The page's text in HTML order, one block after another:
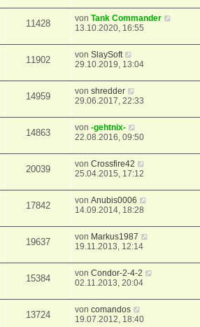
11428 vonTank Commander
13.10.2020, 16:55
11902 vonSlaySoft
29.10.2019, 13:04
14959 vonshredder
29.06.2017, 22:33
14863 von-gehtnix-
22.08.2016, 09:50
20039 vonCrossfire42
25.04.2015, 17:12
17842 vonAnubis0006
14.09.2014, 18:28
19637 von Markus1987
19.11.2013, 12:14
15384 vonCondor-2-4-2
02.11.2013, 20:04
13724 voncomandos
19.07.2012, 18:40